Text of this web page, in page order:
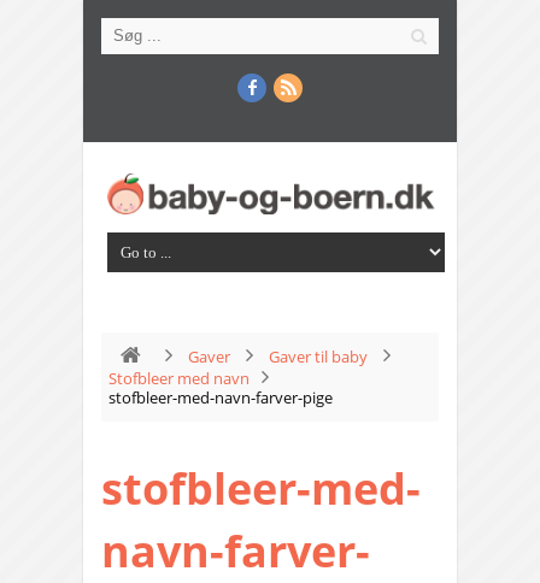
Gaver
Gaver til baby
Stofbleer med navn
stofbleer-med-navn-farver-pige
stofbleer-med-
navn-farver-